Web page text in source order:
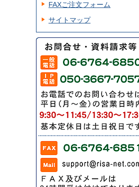
FAXご注文フォーム
サイトマップ